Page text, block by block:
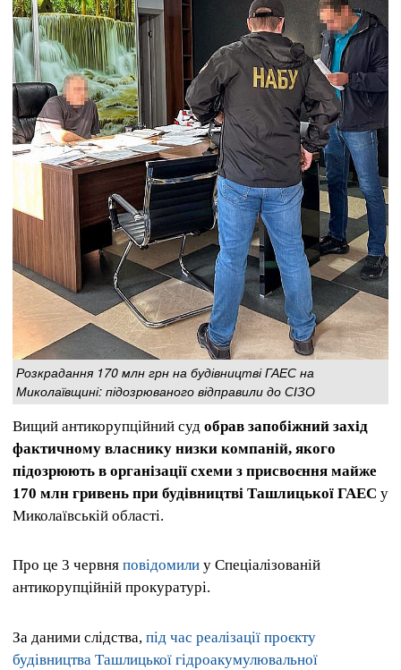
Розкрадання 170 млн грн на будівництві ГАЕС на
Миколаївщині: підозрюваного відправили до СІЗО
Вищий антикорупційний суд обрав запобіжний захід
фактичному власнику низки компаній, якого
підозрюють в організації схеми з присвоєння майже
170 млн гривень при будівництві Ташлицької ГАЕС у
Миколаївській області.
Про це 3 червня повідомили у Спеціалізованій
антикорупційній прокуратурі.
За даними слідства, під час реалізації проєкту
будівництва Ташлицької гідроакумулювальної